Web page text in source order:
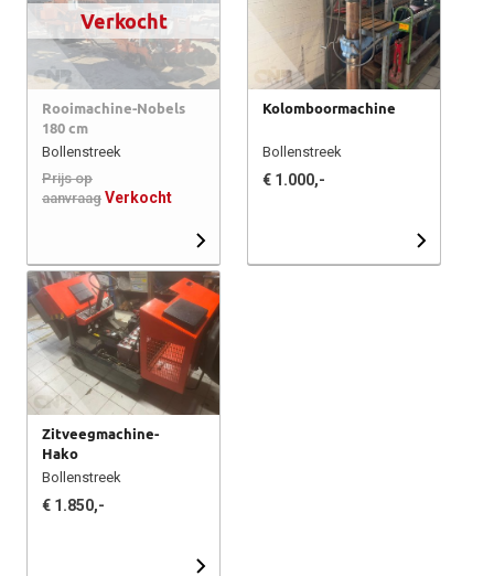
Verkocht
Rooimachine-Nobels
180 cm
Bollenstreek
Prijs op
aanvraag Verkocht
Kolomboormachine
Bollenstreek
€ 1.000,-
Zitveegmachine-
Hako
Bollenstreek
€ 1.850,-